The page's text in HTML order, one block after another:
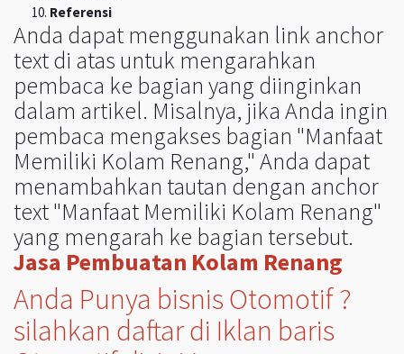
Referensi
Anda dapat menggunakan link anchor
text di atas untuk mengarahkan
pembaca ke bagian yang diinginkan
dalam artikel. Misalnya, jika Anda ingin
pembaca mengakses bagian "Manfaat
Memiliki Kolam Renang," Anda dapat
menambahkan tautan dengan anchor
text "Manfaat Memiliki Kolam Renang"
yang mengarah ke bagian tersebut.
Jasa Pembuatan Kolam Renang
Anda Punya bisnis Otomotif ?
silahkan daftar di Iklan baris